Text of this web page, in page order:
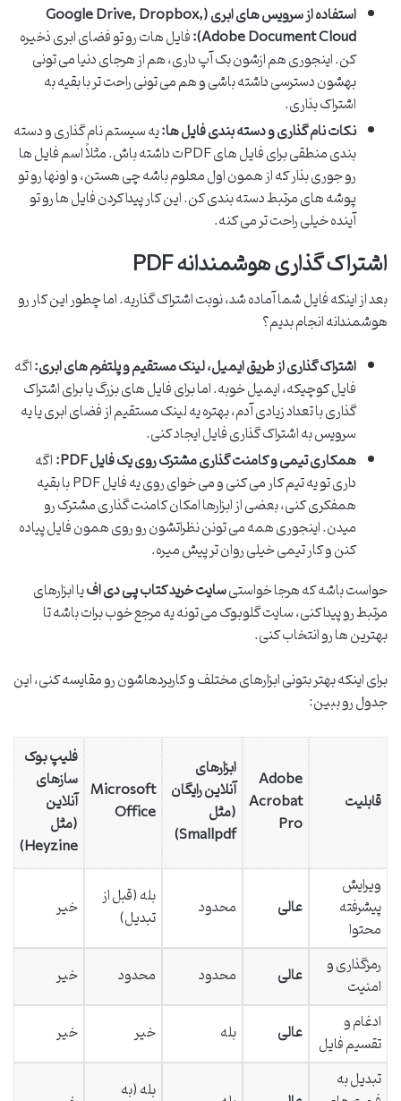
استفاده از سرویس های ابری (Google Drive, Dropbox,
Adobe Document Cloud): فایل هات رو تو فضای ابری ذخیره
کن. اینجوری هم ازشون بک آپ داری، هم از هرجای دنیا می تونی
بهشون دسترسی داشته باشی و هم می تونی راحت تر با بقیه به
اشتراک بذاری.
نکات نام گذاری و دسته بندی فایل ها:یه سیستم نام گذاری و دسته
بندی منطقی برای فایل های PDFت داشته باش. مثلاً اسم فایل ها
رو جوری بذار که از همون اول معلوم باشه چی هستن، و اونها رو تو
پوشه های مرتبط دسته بندی کن. این کار پیدا کردن فایل ها رو تو
آینده خیلی راحت تر می کنه.
اشتراک گذاری هوشمندانه PDF
بعد از اینکه فایل شما آماده شد، نوبت اشتراک گذاریه. اما چطور این کار رو
هوشمندانه انجام بدیم؟
اشتراک گذاری از طریق ایمیل، لینک مستقیم و پلتفرم های ابری:اگه
فایل کوچیکه، ایمیل خوبه. اما برای فایل های بزرگ یا برای اشتراک
گذاری با تعداد زیادی آدم، بهتره یه لینک مستقیم از فضای ابری یا یه
سرویس به اشتراک گذاری فایل ایجاد کنی.
همکاری تیمی و کامنت گذاری مشترک روی یک فایل PDF:
اگه
داری تو یه تیم کار می کنی و می خوای روی یه فایل PDF با بقیه
همفکری کنی، بعضی از ابزارها امکان کامنت گذاری مشترک رو
میدن. اینجوری همه می تونن نظراتشون رو روی همون فایل پیاده
کنن و کار تیمی خیلی روان تر پیش میره.
حواست باشه که هرجا خواستیسایت خرید کتاب پی دی افیا ابزارهای
مرتبط رو پیدا کنی، سایت گلوبوک می تونه یه مرجع خوب برات باشه تا
بهترین ها رو انتخاب کنی.
برای اینکه بهتر بتونی ابزارهای مختلف و کاربردهاشون رو مقایسه کنی، این
جدول رو ببین:
قابلیت
Adobe
Acrobat
Pro
ابزارهای
آنلاین رایگان
(مثل
Smallpdf)
Microsoft
Office
فلیپ بوک
سازهای
آنلاین
(مثل
Heyzine)
ویرایش
پیشرفته
محتوا
عالی محدود بله (قبل از
تبدیل)
خیر
رمزگذاری و
امنیت عالی محدود محدود
خیر
ادغام و
تقسیم فایل عالی بله خیر
خیر
تبدیل به
بله (به